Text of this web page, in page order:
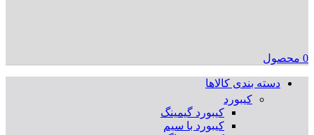
0 محصول
دسته بندی کالاها
کیبورد
کیبورد گیمینگ
کیبورد با سیم